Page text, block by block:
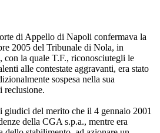
di Appello di Napoli confermava la
2005 del Tribunale di Nola, in
con la quale T.F., riconosciutegli le
alle contestate aggravanti, era stato
sospesa nella sua
reclusione.
del merito che il 4 gennaio 2001
della CGA s.p.a., mentre era